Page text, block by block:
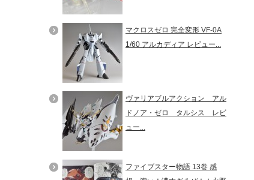
マクロスゼロ 完全変形 VF-0A
1/60 アルカディア レビュー...
ヴァリアブルアクション アル
ドノア・ゼロ タルシス レビ
ュー...
ファイブスター物語 13巻 感